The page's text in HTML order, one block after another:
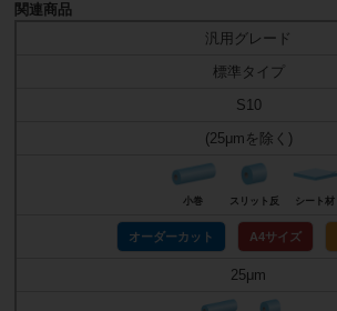
関連商品
汎用グレード
標準タイプ
S10
(25μmを除く)
小巻 スリット反 シート材
オーダーカット A4サイズ
25μm